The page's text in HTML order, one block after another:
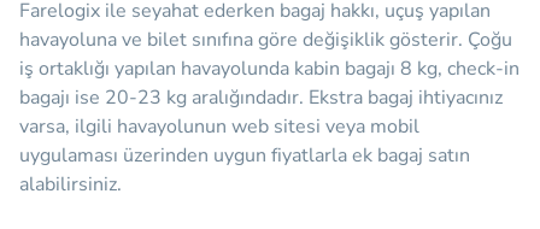
Farelogix ile seyahat ederken bagaj hakkı, uçuş yapılan
havayoluna ve bilet sınıfına göre değişiklik gösterir. Çoğu
iş ortaklığı yapılan havayolunda kabin bagajı 8 kg, check-in
bagajı ise 20-23 kg aralığındadır. Ekstra bagaj ihtiyacınız
varsa, ilgili havayolunun web sitesi veya mobil
uygulaması üzerinden uygun fiyatlarla ek bagaj satın
alabilirsiniz.